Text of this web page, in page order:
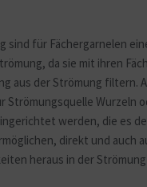
sind für Fächergarnelen
da sie mit ihren
aus der Strömung filtern.
Strömungsquelle Wurzeln
werden, die es
direkt und auch
heraus in der